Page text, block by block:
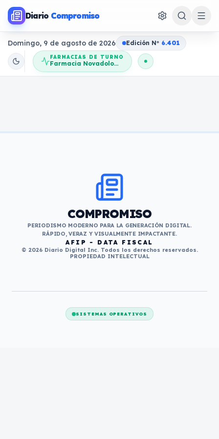
Diario Compromiso
Domingo, 9 de agosto de 2026 Edición No 6.401
FARMACIAS DE TURNO
Farmacia Novadolores
COMPROMISO
PERIODISMO MODERNO PARA LA GENERACIÓN DIGITAL.
RÁPIDO, VERAZ Y VISUALMENTE IMPACTANTE.
AFIP - DATA FISCAL
© 2026 Diario Digital Inc. Todos los derechos reservados.
PROPIEDAD INTELECTUAL
SISTEMAS OPERATIVOS